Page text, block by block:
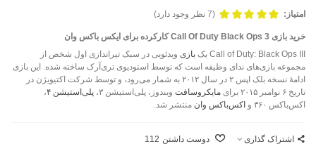
امتیاز: (7 نظر وجود دارد)
خرید بازی Call Of Duty Black Ops 3 کارکرده برای ایکس باکس وان
Call of Duty: Black Ops III یک
بازی ویدئویی در سبک تیراندازی اول شخص از
مجموعه بازی‌های ندای وظیفه است که توسط استودیوی تری‌آرک ساخته شده‌. این بازی
ادامهٔ نسخه بلک اپس ۲ در سال ۲۰۱۲ به شمار می‌رود، و توسط شرکت اکتیویژن در
تاریخ ۶ نوامبر ۲۰۱۵ برای
مایکروسافت ویندوز، پلی‌استیشن ۳، پلی‌استیشن ۴
،
اکس‌باکس ۳۶۰ و
اکس‌باکس وان منتشر شد.
اشتراک گذاری دوست داشتن 112